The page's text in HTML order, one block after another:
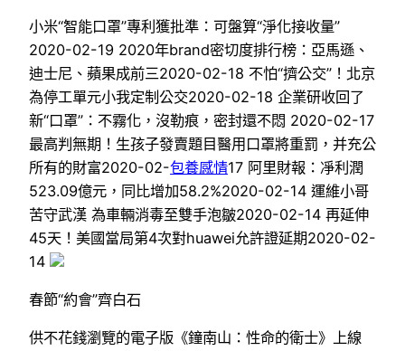
小米“智能口罩”專利獲批準：可盤算“淨化接收量”
2020-02-19 2020年brand密切度排行榜：亞馬遜、
迪士尼、蘋果成前三2020-02-18 不怕“擠公交”！北京
為停工單元小我定制公交2020-02-18 企業研收回了
新“口罩”：不霧化，沒勒痕，密封還不悶 2020-02-17
最高判無期！生孩子發賣題目醫用口罩將重罰，并充公
所有的財富2020-02-包養感情17 阿里財報：凈利潤
523.09億元，同比增加58.2%2020-02-14 運維小哥
苦守武漢 為車輛消毒至雙手泡皺2020-02-14 再延伸
45天！美國當局第4次對huawei允許證延期2020-02-
14
春節“約會”齊白石
供不花錢瀏覽的電子版《鐘南山：性命的衛士》上線